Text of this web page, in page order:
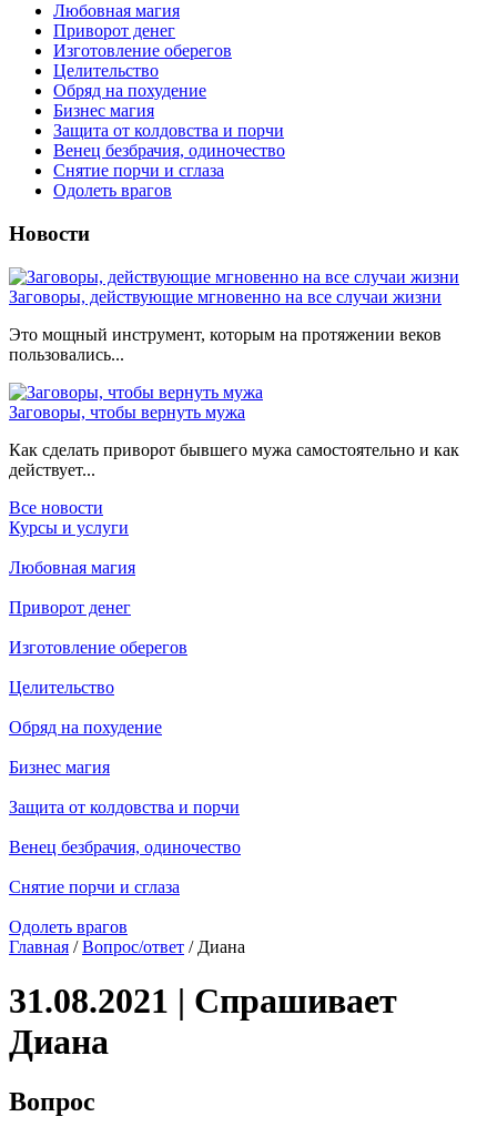
Любовная магия
Приворот денег
Изготовление оберегов
Целительство
Обряд на похудение
Бизнес магия
Защита от колдовства и порчи
Венец безбрачия, одиночество
Снятие порчи и сглаза
Одолеть врагов
Новости
Заговоры, действующие мгновенно на все случаи жизни
Это мощный инструмент, которым на протяжении веков
пользовались...
Заговоры, чтобы вернуть мужа
Как сделать приворот бывшего мужа самостоятельно и как
действует...
Все новости
Курсы и услуги
Любовная магия
Приворот денег
Изготовление оберегов
Целительство
Обряд на похудение
Бизнес магия
Защита от колдовства и порчи
Венец безбрачия, одиночество
Снятие порчи и сглаза
Одолеть врагов
Главная /Вопрос/ответ / Диана
31.08.2021 | Спрашивает
Диана
Вопрос